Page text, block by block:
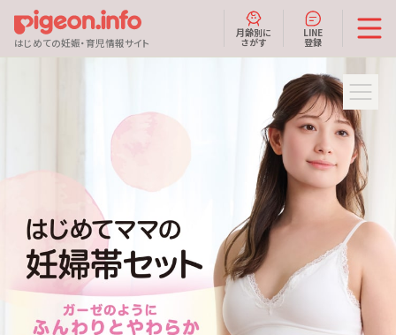
はじめての妊娠・育児情報サイト
月齢別に
さがす
LINE
登録